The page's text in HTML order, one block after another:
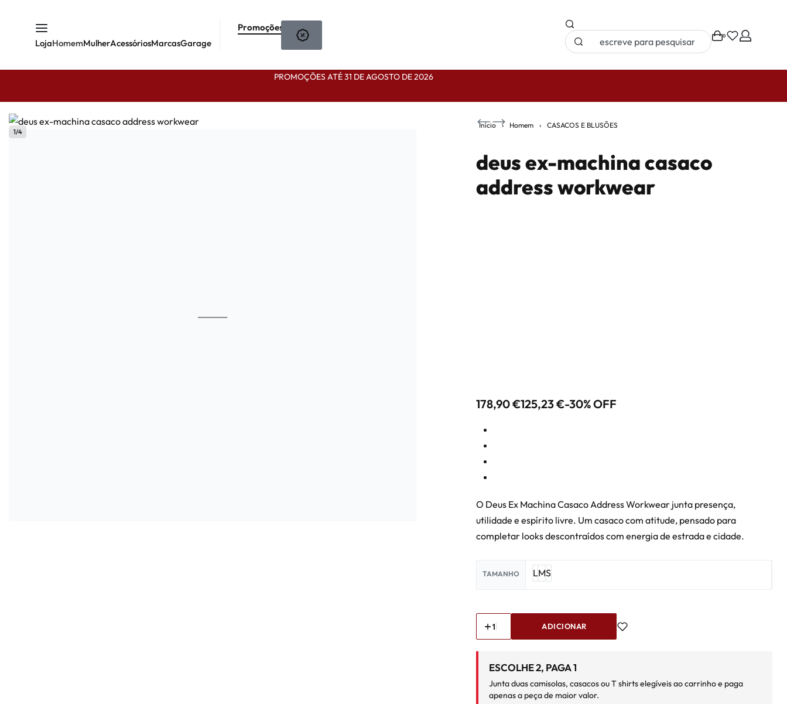
LojaHomemMulherAcessóriosMarcasGarage
Promoções
0
PROMOÇÕES ATÉ 31 DE AGOSTO DE 2026
1/4
Início › Homem › CASACOS E BLUSÕES
deus ex-machina casaco
address workwear
178,90€125,23€-30% OFF
O Deus Ex Machina Casaco Address Workwear junta presença,
utilidade e espírito livre. Um casaco com atitude, pensado para
completar looks descontraídos com energia de estrada e cidade.
TAMANHO LMS
ADICIONAR
ESCOLHE 2, PAGA 1
Junta duas camisolas, casacos ou T shirts elegíveis ao carrinho e paga
apenas a peça de maior valor.